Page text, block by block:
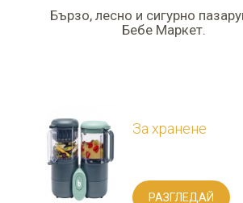
Бързо, лесно и сигурно
Бебе Маркет.
За хранене
РАЗГЛЕДАЙ